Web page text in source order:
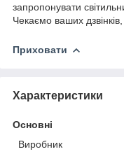
запропонувати
Чекаємо ваших
Приховати
Характеристики
Основні
Виробник